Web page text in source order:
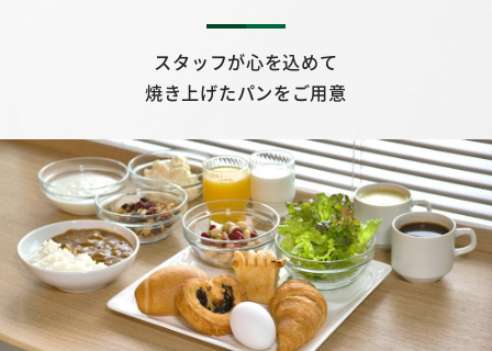
スタッフが心を込めて
焼き上げたパンをご用意